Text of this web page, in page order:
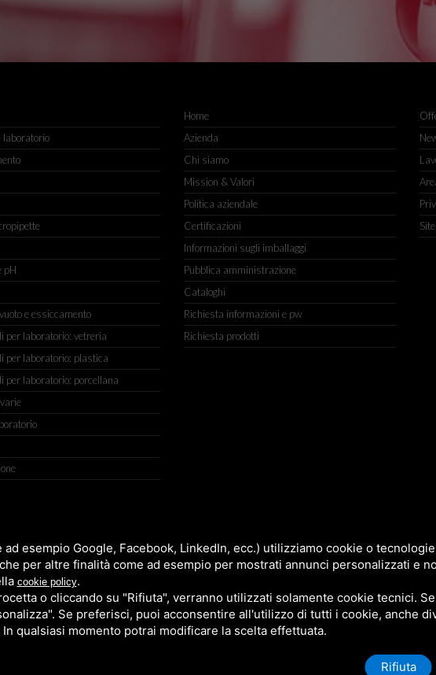
laboratorio
pH
e essiccamento
per laboratorio: vetreria
per laboratorio: plastica
per laboratorio: porcellana
Home
Azienda
Chi siamo
Mission & Valori
Politica aziendale
Certificazioni
Informazioni sugli imballaggi
Pubblica amministrazione
Cataloghi
Richiesta informazioni e pw
Richiesta prodotti
2 (MACROAREA) 45030 VILLAMARZANA (RO) ITALY, TEL +39 0425
esempio Google, Facebook, LinkedIn, ecc.) utilizziamo cookie o
per altre finalità come ad esempio per mostrati annunci personalizzati e
cookie policy.
o cliccando su "Rifiuta", verranno utilizzati solamente cookie tecnici.
Se preferisci, puoi acconsentire all'utilizzo di tutti i cookie, anche
qualsiasi momento potrai modificare la scelta effettuata.
Rifiuta